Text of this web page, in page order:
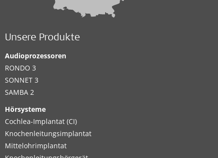
Unsere Produkte
Audioprozessoren
RONDO 3
SONNET 3
SAMBA 2
Hörsysteme
Cochlea-Implantat (CI)
Knochenleitungsimplantat
Mittelohrimplantat